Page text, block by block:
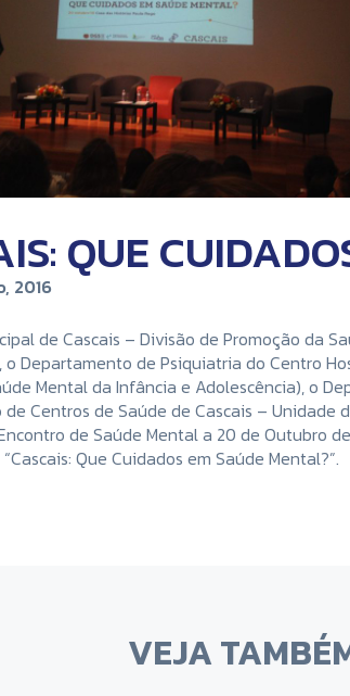
QUE
2016
de Cascais – Divisão de Promoção da
o Departamento de Psiquiatria do Centro
Mental da Infância e Adolescência), o
Centros de Saúde de Cascais –
de Saúde Mental a 20 de Outubro
Que Cuidados em Saúde Mental?”.
VEJA